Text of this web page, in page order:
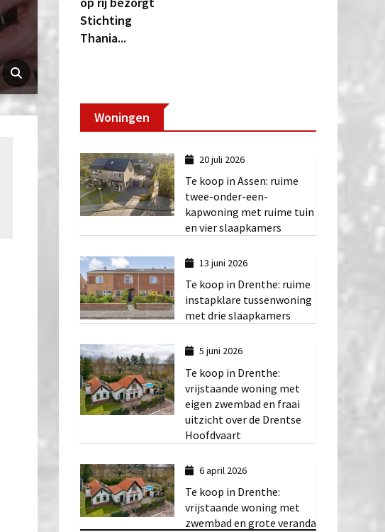
Stichting
Thania...
Woningen
20 juli 2026
Te koop in Assen: ruime
twee-onder-een-
kapwoning met ruime tuin
en vier slaapkamers
13 juni 2026
Te koop in Drenthe: ruime
instapklare tussenwoning
met drie slaapkamers
5 juni 2026
Te koop in Drenthe:
vrijstaande woning met
eigen zwembad en fraai
uitzicht over de Drentse
Hoofdvaart
6 april 2026
Te koop in Drenthe:
vrijstaande woning met
zwembad en grote veranda